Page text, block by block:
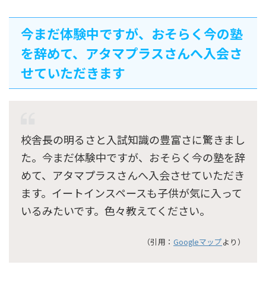
今まだ体験中ですが、おそらく今の塾
を辞めて、アタマプラスさんへ入会さ
せていただきます
校舎長の明るさと入試知識の豊富さに驚きまし
た。今まだ体験中ですが、おそらく今の塾を辞
めて、アタマプラスさんへ入会させていただき
ます。イートインスペースも子供が気に入って
いるみたいです。色々教えてください。
（引用： Googleマップより）